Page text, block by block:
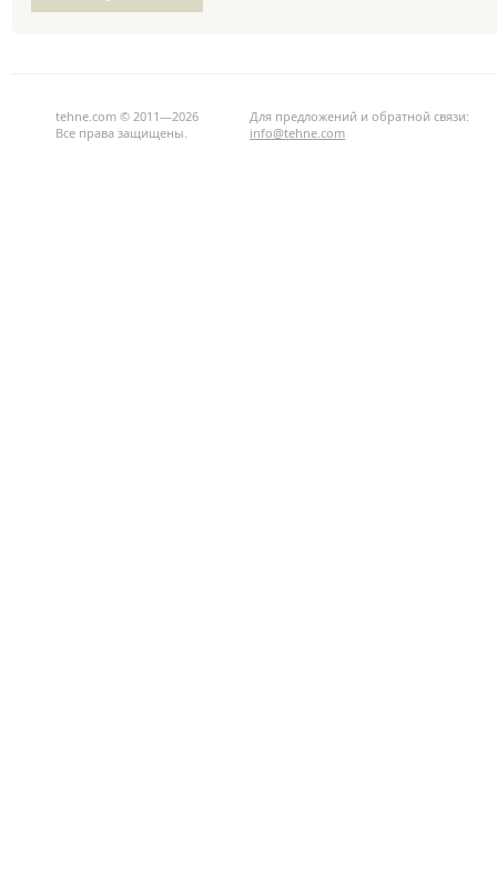
tehne.com © 2011—2026
Все права защищены.
Для предложений и обратной связи:
info@tehne.com